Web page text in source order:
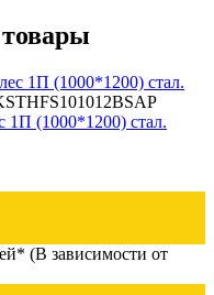
1П (1000*1200) стал.
(В зависимости от